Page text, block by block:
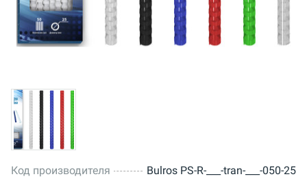
Код производителя
Bulros PS-R-___-tran-___-050-25